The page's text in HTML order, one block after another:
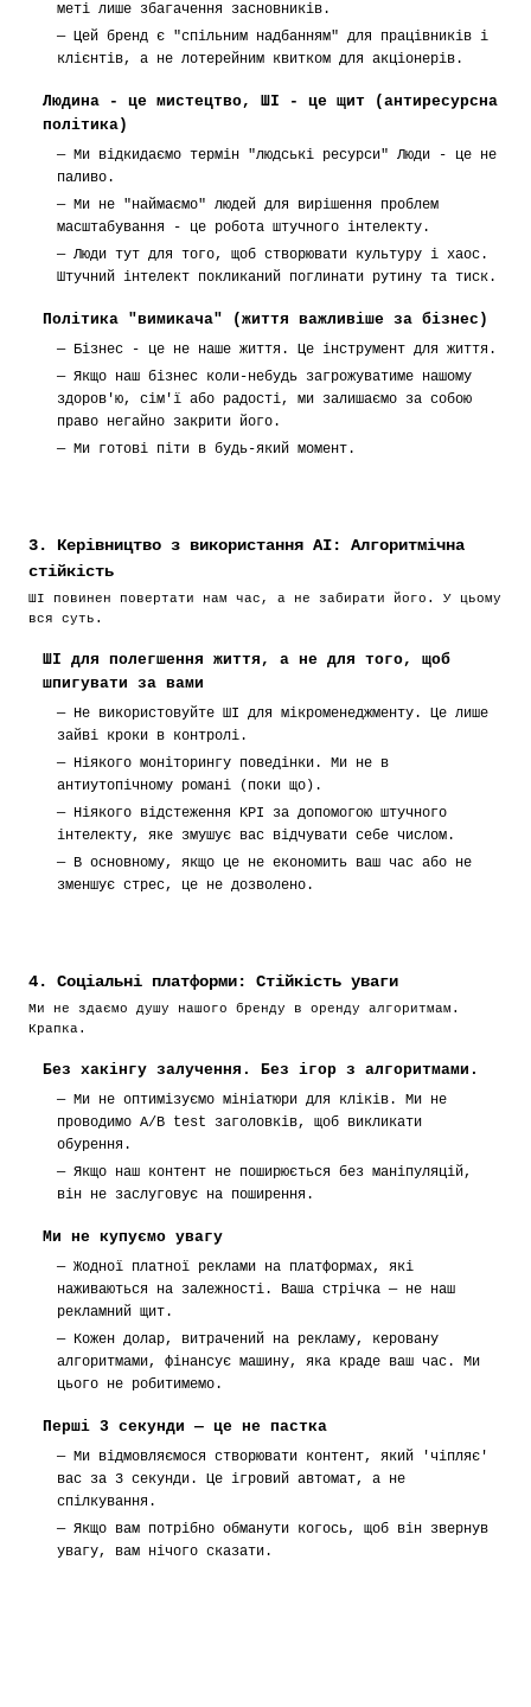
меті лише збагачення засновників.
— Цей бренд є "спільним надбанням" для працівників і
клієнтів, а не лотерейним квитком для акціонерів.
Людина - це мистецтво, ШІ - це щит (антиресурсна
політика)
— Ми відкидаємо термін "людські ресурси" Люди - це не
паливо.
— Ми не "наймаємо" людей для вирішення проблем
масштабування - це робота штучного інтелекту.
— Люди тут для того, щоб створювати культуру і хаос.
Штучний інтелект покликаний поглинати рутину та тиск.
Політика "вимикача" (життя важливіше за бізнес)
— Бізнес - це не наше життя. Це інструмент для життя.
— Якщо наш бізнес коли-небудь загрожуватиме нашому
здоров'ю, сім'ї або радості, ми залишаємо за собою
право негайно закрити його.
— Ми готові піти в будь-який момент.
3. Керівництво з використання АІ: Алгоритмічна
стійкість
ШІ повинен повертати нам час, а не забирати його. У цьому
вся суть.
ШІ для полегшення життя, а не для того, щоб
шпигувати за вами
— Не використовуйте ШІ для мікроменеджменту. Це лише
зайві кроки в контролі.
— Ніякого моніторингу поведінки. Ми не в
антиутопічному романі (поки що).
— Ніякого відстеження KPI за допомогою штучного
інтелекту, яке змушує вас відчувати себе числом.
— В основному, якщо це не економить ваш час або не
зменшує стрес, це не дозволено.
4. Соціальні платформи: Стійкість уваги
Ми не здаємо душу нашого бренду в оренду алгоритмам.
Крапка.
Без хакінгу залучення. Без ігор з алгоритмами.
— Ми не оптимізуємо мініатюри для кліків. Ми не
проводимо A/B test заголовків, щоб викликати
обурення.
— Якщо наш контент не поширюється без маніпуляцій,
він не заслуговує на поширення.
Ми не купуємо увагу
— Жодної платної реклами на платформах, які
наживаються на залежності. Ваша стрічка — не наш
рекламний щит.
— Кожен долар, витрачений на рекламу, керовану
алгоритмами, фінансує машину, яка краде ваш час. Ми
цього не робитимемо.
Перші 3 секунди — це не пастка
— Ми відмовляємося створювати контент, який 'чіпляє'
вас за 3 секунди. Це ігровий автомат, а не
спілкування.
— Якщо вам потрібно обманути когось, щоб він звернув
увагу, вам нічого сказати.